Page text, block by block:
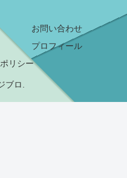
お問い合わせ
プロフィール
リシー
ブロ.